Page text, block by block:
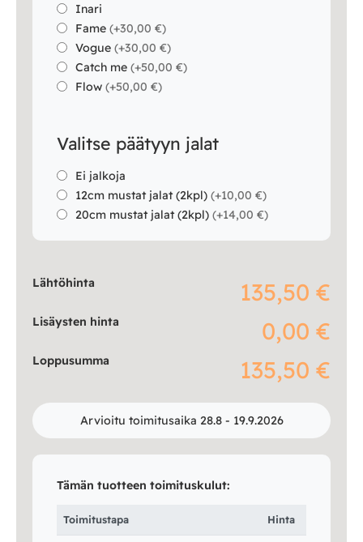
Inari
Fame (+30,00 €)
Vogue (+30,00 €)
Catch me (+50,00 €)
Flow (+50,00 €)
Valitse päätyyn jalat
Ei jalkoja
12cm mustat jalat (2kpl) (+10,00 €)
20cm mustat jalat (2kpl) (+14,00 €)
Lähtöhinta 135,50 €
Lisäysten hinta 0,00 €
Loppusumma 135,50 €
Arvioitu toimitusaika 28.8 - 19.9.2026
Tämän tuotteen toimituskulut:
Toimitustapa Hinta